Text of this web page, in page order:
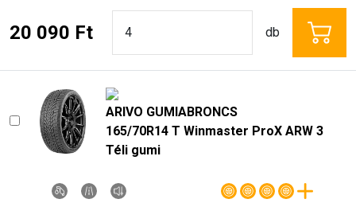
20 090 Ft db
ARIVO GUMIABRONCS
165/70R14 T Winmaster ProX ARW 3
Téli gumi